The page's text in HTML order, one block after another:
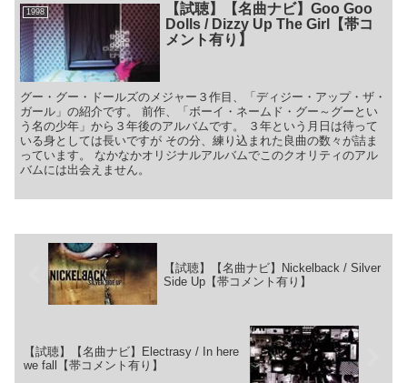
1998
【試聴】【名曲ナビ】Goo Goo
Dolls / Dizzy Up The Girl【帯コ
メント有り】
グー・グー・ドールズのメジャー３作目、「ディジー・アップ・ザ・
ガール」の紹介です。 前作、「ボーイ・ネームド・グー～グーとい
う名の少年」から３年後のアルバムです。 ３年という月日は待って
いる身としては長いですが その分、練り込まれた良曲の数々が詰ま
っています。 なかなかオリジナルアルバムでこのクオリティのアル
バムには出会えません。
【試聴】【名曲ナビ】Nickelback / Silver
Side Up【帯コメント有り】
【試聴】【名曲ナビ】Electrasy / In here
we fall【帯コメント有り】